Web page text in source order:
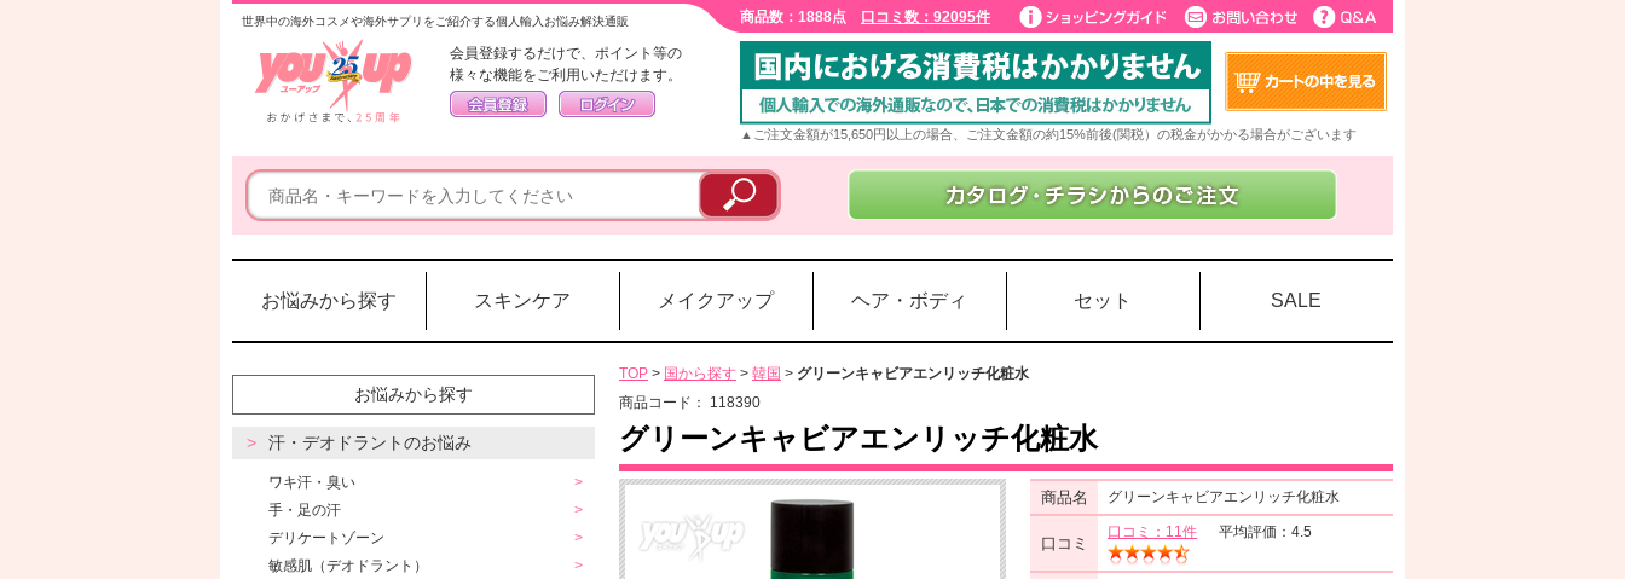
世界中の海外コスメや海外サプリをご紹介する個人輸入お悩み解決通販 商品数：1888点 口コミ数：92095件
会員登録するだけで、ポイント等の
様々な機能をご利用いただけます。
▲ご注文金額が15,650円以上の場合、ご注文金額の約15%前後(関税）の税金がかかる場合がございます
お悩みから探す スキンケア メイクアップ ヘア・ボディ セット SALE
お悩みから探す
汗・デオドラントのお悩み
ワキ汗・臭い
手・足の汗
デリケートゾーン
敏感肌（デオドラント）
TOP > 国から探す > 韓国 > グリーンキャビアエンリッチ化粧水
商品コード： 118390
グリーンキャビアエンリッチ化粧水
商品名 グリーンキャビアエンリッチ化粧水
口コミ
口コミ：11件 平均評価：4.5